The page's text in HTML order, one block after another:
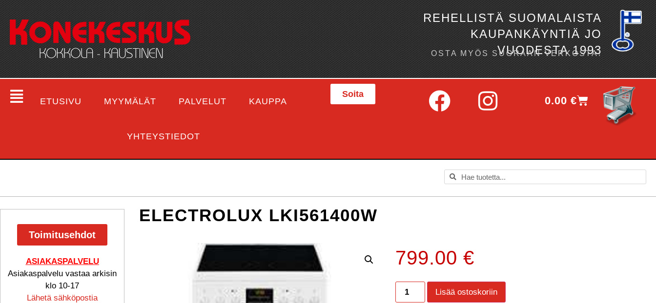
REHELLISTÄ SUOMALAISTA
KAUPANKÄYNTIÄ JO
VUODESTA 1993
OSTA MYÖS SUORAAN VERKOSTA!
ETUSIVU MYYMÄLÄT PALVELUT KAUPPA
YHTEYSTIEDOT
Soita
0.00€
Toimitusehdot
ASIAKASPALVELU
Asiakaspalvelu vastaa arkisin
klo 10-17
Lähetä sähköpostia
ELECTROLUX LKI561400W
799.00 €
Lisää ostoskoriin